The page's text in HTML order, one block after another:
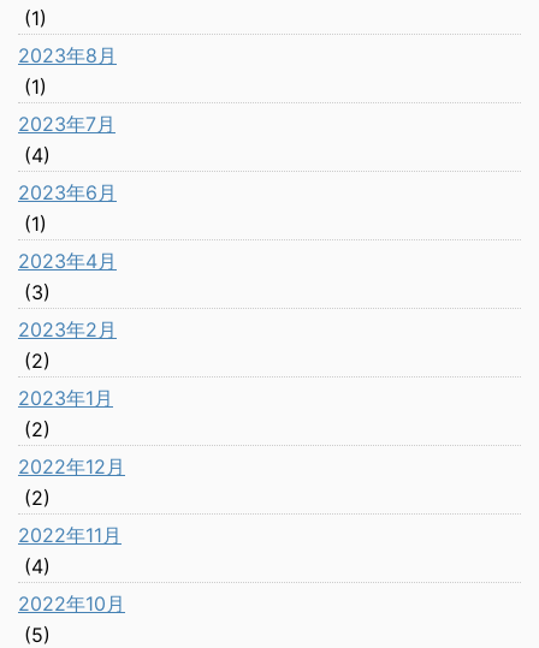
(1)
2023年8月
(1)
2023年7月
(4)
2023年6月
(1)
2023年4月
(3)
2023年2月
(2)
2023年1月
(2)
2022年12月
(2)
2022年11月
(4)
2022年10月
(5)